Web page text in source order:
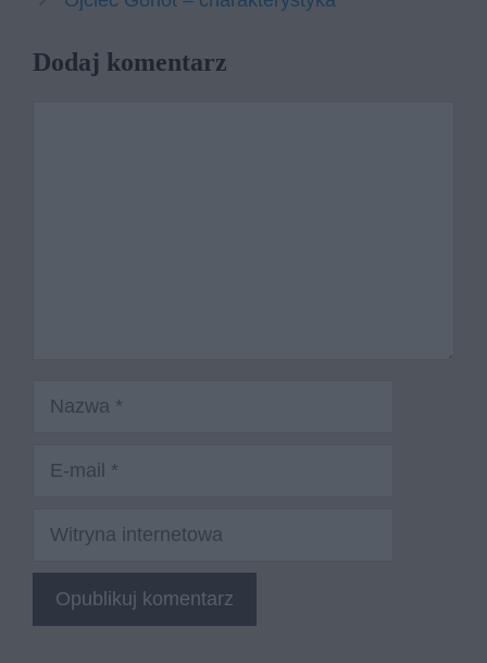
Dodaj komentarz
Nazwa
Witryna